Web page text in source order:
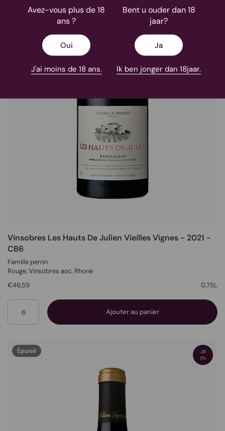
Avez-vous plus de 18
ans ?
Oui
J'ai moins de 18 ans.
Bent u ouder dan 18
jaar?
Ja
Ik ben jonger dan 18jaar.
Vinsobres Les Hauts De Julien Vieilles Vignes - 2021 -
CB6
Famille perrin
Rouge, Vinsobres aoc, Rhone
€46,59
0.75L
Quantité
Ajouter au panier
JR
17+
Épuisé